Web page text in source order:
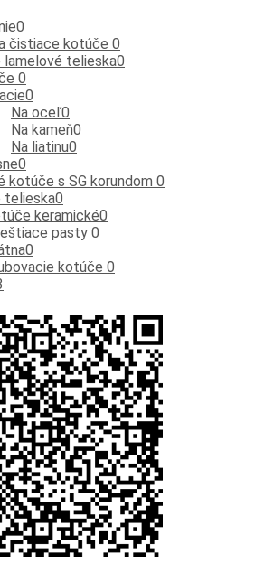
0
čistiace kotúče 0
telieska0
0
0
Na oceľ0
Na kameň0
Na liatinu0
0
kotúče s SG korundom 0
telieska0
keramické0
pasty 0
0
kotúče 0